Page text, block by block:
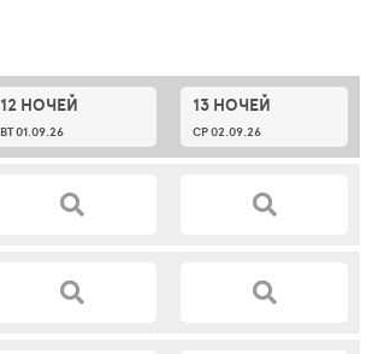
12 НОЧЕЙ
ВТ 01.09.26
13 НОЧЕЙ
СР 02.09.26